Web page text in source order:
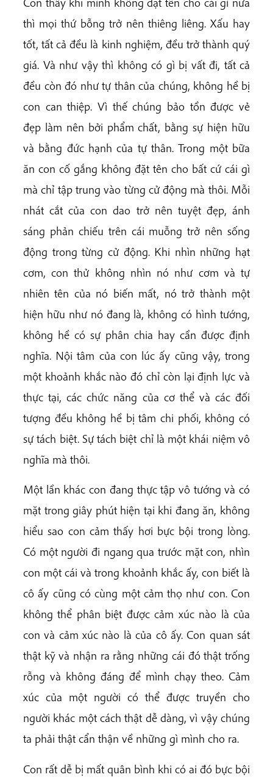
thì mọi thứ bỗng trở nên thiêng liêng. Xấu hay
tốt, tất cả đều là kinh nghiệm, đều trở thành quý
giá. Và như vậy thì không có gì bị vất đi, tất cả
đều còn đó như tự thân của chúng, không hề bị
con can thiệp. Vì thế chúng bảo tồn được vẻ
đẹp làm nên bởi phẩm chất, bằng sự hiện hữu
và bằng đức hạnh của tự thân. Trong một bữa
ăn con cố gắng không đặt tên cho bất cứ cái gì
mà chỉ tập trung vào từng cử động mà thôi. Mỗi
nhát cắt của con dao trở nên tuyệt đẹp, ánh
sáng phản chiếu trên cái muỗng trở nên sống
động trong từng cử động. Khi nhìn những hạt
cơm, con thử không nhìn nó như cơm và tự
nhiên tên của nó biến mất, nó trở thành một
hiện hữu như nó đang là, không có hình tướng,
không hề có sự phân chia hay cần được định
nghĩa. Nội tâm của con lúc ấy cũng vậy, trong
một khoảnh khắc nào đó chỉ còn lại định lực và
thực tại, các chức năng của cơ thể và các đối
tượng đều không hề bị tâm chi phối, không có
sự tách biệt. Sự tách biệt chỉ là một khái niệm vô
nghĩa mà thôi.
Một lần khác con đang thực tập vô tướng và có
mặt trong giây phút hiện tại khi đang ăn, không
hiểu sao con cảm thấy hơi bực bội trong lòng.
Có một người đi ngang qua trước mặt con, nhìn
con một cái và trong khoảnh khắc ấy, con biết là
cô ấy cũng có cùng một cảm thọ như con. Con
không thể phân biệt được cảm xúc nào là của
con và cảm xúc nào là của cô ấy. Con quan sát
thật kỹ và nhận ra rằng những cái đó thật trống
rỗng và không đáng để mình chạy theo. Cảm
xúc của một người có thể được truyền cho
người khác một cách thật dễ dàng, vì vậy chúng
ta phải thật cẩn thận về những gì mình cho ra.
Con rất dễ bị mất quân bình khi có ai đó bực bội